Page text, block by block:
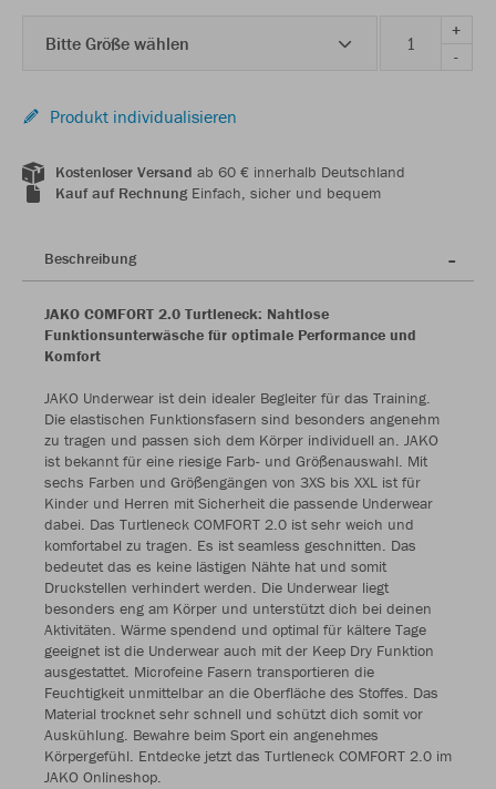
Bitte Größe wählen
+
-
Produkt individualisieren
Kostenloser Versand ab 60 € innerhalb Deutschland
Kauf auf RechnungEinfach, sicher und bequem
Beschreibung
JAKO COMFORT 2.0 Turtleneck: Nahtlose
Funktionsunterwäsche für optimale Performance und
Komfort
JAKO Underwear ist dein idealer Begleiter für das Training.
Die elastischen Funktionsfasern sind besonders angenehm
zu tragen und passen sich dem Körper individuell an. JAKO
ist bekannt für eine riesige Farb- und Größenauswahl. Mit
sechs Farben und Größengängen von 3XS bis XXL ist für
Kinder und Herren mit Sicherheit die passende Underwear
dabei. Das Turtleneck COMFORT 2.0 ist sehr weich und
komfortabel zu tragen. Es ist seamless geschnitten. Das
bedeutet das es keine lästigen Nähte hat und somit
Druckstellen verhindert werden. Die Underwear liegt
besonders eng am Körper und unterstützt dich bei deinen
Aktivitäten. Wärme spendend und optimal für kältere Tage
geeignet ist die Underwear auch mit der Keep Dry Funktion
ausgestattet. Microfeine Fasern transportieren die
Feuchtigkeit unmittelbar an die Oberfläche des Stoffes. Das
Material trocknet sehr schnell und schützt dich somit vor
Auskühlung. Bewahre beim Sport ein angenehmes
Körpergefühl. Entdecke jetzt das Turtleneck COMFORT 2.0 im
JAKO Onlineshop.